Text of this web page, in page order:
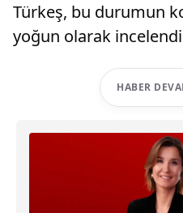
Türkeş, bu durumun
yoğun olarak
HABER